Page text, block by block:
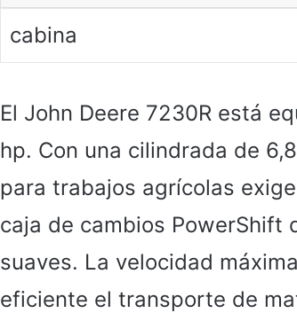
cabina
El John Deere 7230R está
hp. Con una cilindrada de
para trabajos agrícolas
caja de cambios PowerShift
suaves. La velocidad
eficiente el transporte de